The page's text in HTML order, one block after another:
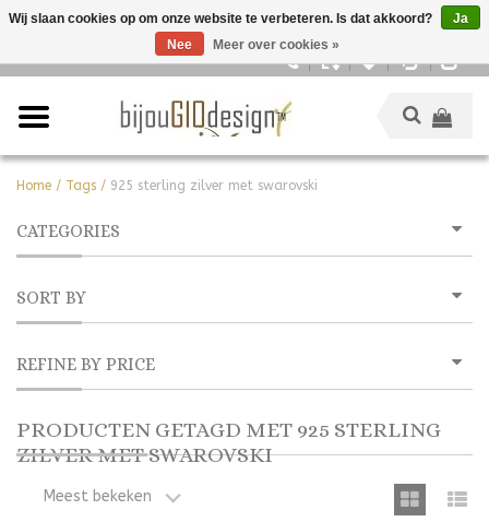
Home / Tags / 925 sterling zilver met swarovski
CATEGORIES
SORT BY
REFINE BY PRICE
PRODUCTEN GETAGD MET 925 STERLING
ZILVER MET SWAROVSKI
Meest bekeken
Wij slaan cookies op om onze website te verbeteren. Is dat akkoord?
Ja
Nee
Meer over cookies »